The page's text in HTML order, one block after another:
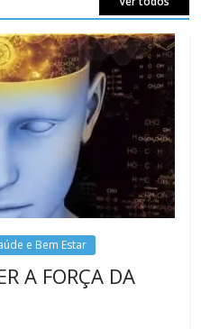
e Bem Estar
A FORÇA DA